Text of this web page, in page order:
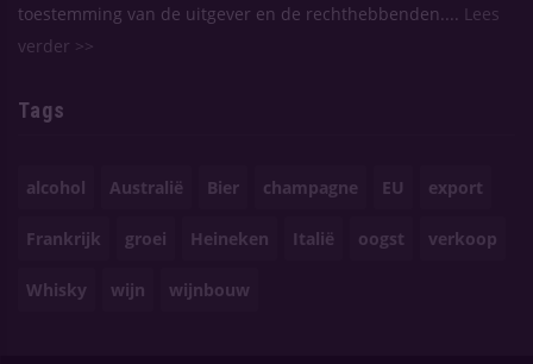
toestemming van de uitgever en de rechthebbenden.... Lees
verder >>
Tags
alcohol Australië Bier champagne EU export
Frankrijk groei Heineken Italië oogst verkoop
Whisky wijn wijnbouw